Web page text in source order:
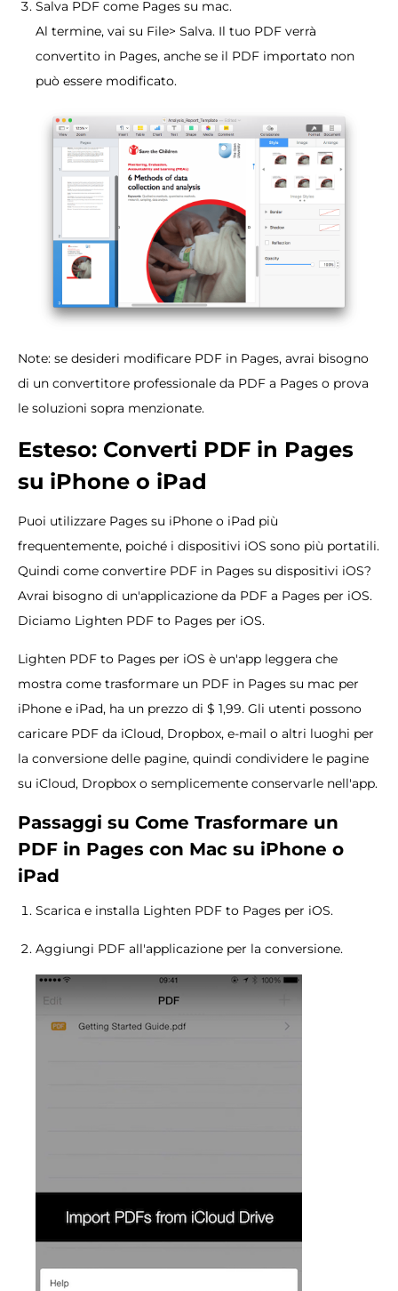
Salva PDF come Pages su mac.
Al termine, vai su File> Salva. Il tuo PDF verrà
convertito in Pages, anche se il PDF importato non
può essere modificato.
Note: se desideri modificare PDF in Pages, avrai bisogno
di un convertitore professionale da PDF a Pages o prova
le soluzioni sopra menzionate.
Esteso: Converti PDF in Pages
su iPhone o iPad
Puoi utilizzare Pages su iPhone o iPad più
frequentemente, poiché i dispositivi iOS sono più portatili.
Quindi come convertire PDF in Pages su dispositivi iOS?
Avrai bisogno di un'applicazione da PDF a Pages per iOS.
Diciamo Lighten PDF to Pages per iOS.
Lighten PDF to Pages per iOS è un'app leggera che
mostra come trasformare un PDF in Pages su mac per
iPhone e iPad, ha un prezzo di $ 1,99. Gli utenti possono
caricare PDF da iCloud, Dropbox, e-mail o altri luoghi per
la conversione delle pagine, quindi condividere le pagine
su iCloud, Dropbox o semplicemente conservarle nell'app.
Passaggi su Come Trasformare un
PDF in Pages con Mac su iPhone o
iPad
Scarica e installa Lighten PDF to Pages per iOS.
Aggiungi PDF all'applicazione per la conversione.